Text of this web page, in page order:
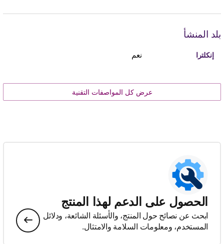
بلد المنشأ
إنكلترا نعم
عرض كل المواصفات التقنية
الحصول على الدعم لهذا المنتج
ابحث عن نصائح حول المنتج، والأسئلة الشائعة، ودلائل
المستخدم، ومعلومات السلامة والامتثال.